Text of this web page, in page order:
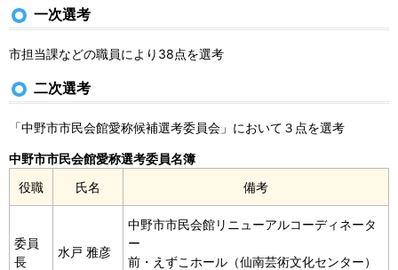
一次選考
市担当課などの職員により38点を選考
二次選考
「中野市市民会館愛称候補選考委員会」において３点を選考
中野市市民会館愛称選考委員名簿
役職
氏名 備考
委員
長
水戸 雅彦
中野市市民会館リニューアルコーディネータ
ー
前・えずこホール（仙南芸術文化センター）